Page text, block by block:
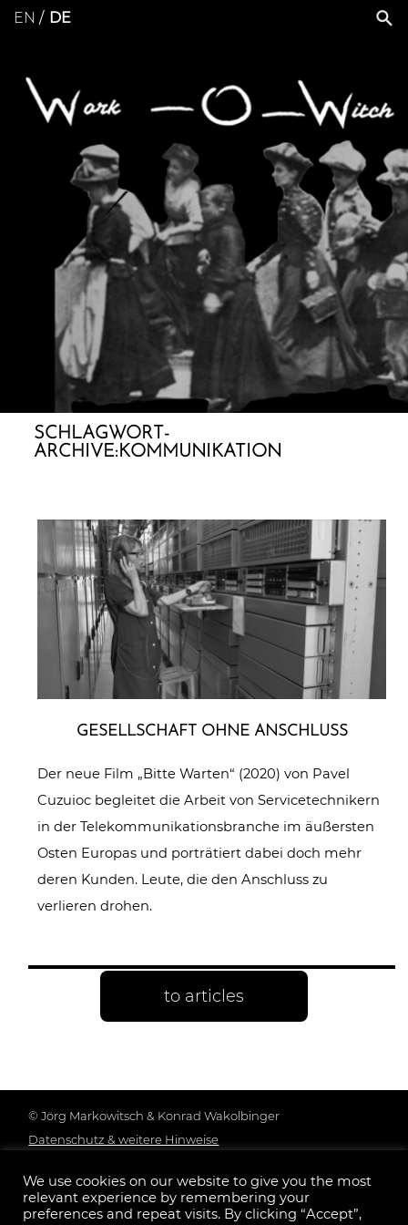
EN DE
SCHLAGWORT-
ARCHIVE:KOMMUNIKATION
GESELL­SCHAFT OHNE ANSCHLUSS
Der neue Film „Bitte Warten“ (2020) von Pavel
Cuzuioc begleitet die Arbeit von Servicetechnikern
in der Telekommunikationsbranche im äußersten
Osten Europas und porträtiert dabei doch mehr
deren Kunden. Leute, die den Anschluss zu
verlieren drohen.
to articles
© Jörg Markowitsch & Konrad Wakolbinger
Datenschutz & weitere Hinweise
Impressum
Follow us:
We use cookies on our website to give you the most
relevant experience by remembering your
preferences and repeat visits. By clicking “Accept”,